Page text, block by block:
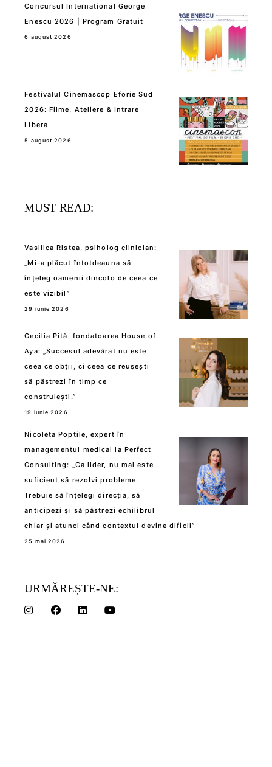
Concursul International George
Enescu 2026 | Program Gratuit
6 august 2026
Festivalul Cinemascop Eforie Sud
2026: Filme, Ateliere & Intrare
Libera
5 august 2026
MUST READ:
Vasilica Ristea, psiholog clinician:
„Mi-a plăcut întotdeauna să
înțeleg oamenii dincolo de ceea ce
este vizibil”
29 iunie 2026
Cecilia Pită, fondatoarea House of
Aya: „Succesul adevărat nu este
ceea ce obții, ci ceea ce reușești
să păstrezi în timp ce
construiești.”
19 iunie 2026
Nicoleta Poptile, expert în
managementul medical la Perfect
Consulting: „Ca lider, nu mai este
suficient să rezolvi probleme.
Trebuie să înțelegi direcția, să
anticipezi și să păstrezi echilibrul
chiar și atunci când contextul devine dificil”
25 mai 2026
URMĂREȘTE-NE: